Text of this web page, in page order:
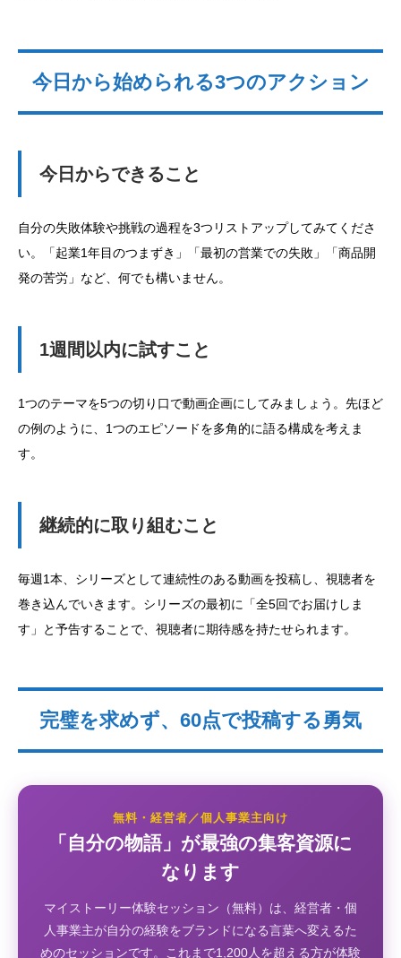
今日から始められる3つのアクション
今日からできること
自分の失敗体験や挑戦の過程を3つリストアップしてみてくださ
い。「起業1年目のつまずき」「最初の営業での失敗」「商品開
発の苦労」など、何でも構いません。
1週間以内に試すこと
1つのテーマを5つの切り口で動画企画にしてみましょう。先ほど
の例のように、1つのエピソードを多角的に語る構成を考えま
す。
継続的に取り組むこと
毎週1本、シリーズとして連続性のある動画を投稿し、視聴者を
巻き込んでいきます。シリーズの最初に「全5回でお届けしま
す」と予告することで、視聴者に期待感を持たせられます。
完璧を求めず、60点で投稿する勇気
無料・経営者／個人事業主向け
「自分の物語」が最強の集客資源に
なります
マイストーリー体験セッション（無料）は、経営者・個
人事業主が自分の経験をブランドになる言葉へ変えるた
めのセッションです。これまで1,200人を超える方が体験